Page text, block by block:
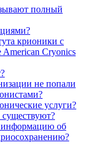
полный
крионики с
Cryonics
не попали
услуги?
информацию об